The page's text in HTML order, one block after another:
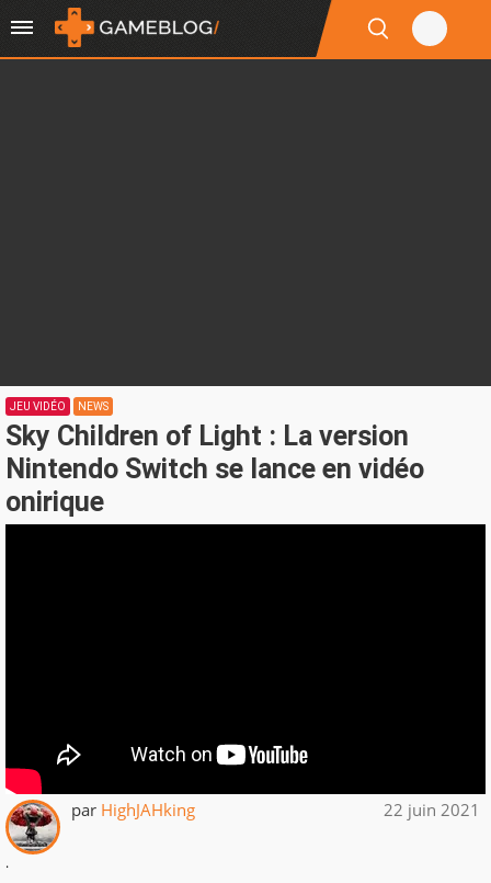
JEU VIDÉO NEWS
Sky Children of Light : La version
Nintendo Switch se lance en vidéo
onirique
par HighJAHking 22 juin 2021
.